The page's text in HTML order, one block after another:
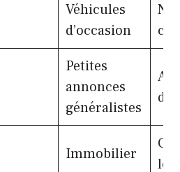
Véhicules
d’occasion
Petites
annonces
généralistes
Immobilier